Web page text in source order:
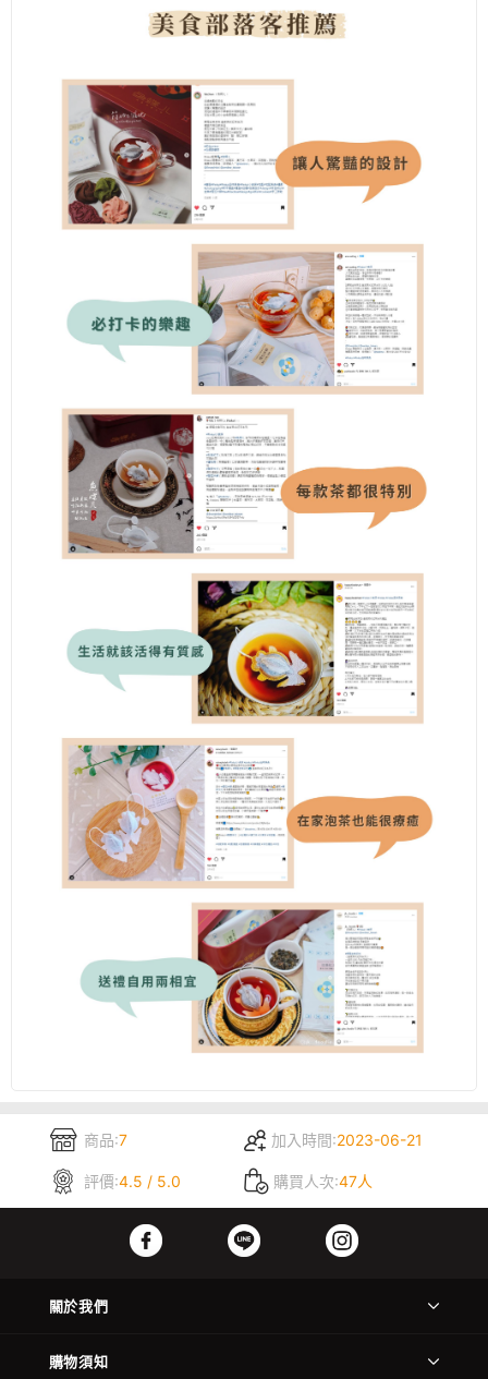
商品:7 加入時間:2023-06-21
評價:4.5 / 5.0 購買人次:47人
關於我們
購物須知